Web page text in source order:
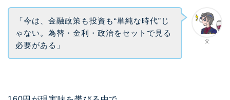
父
「今は、金融政策も投資も“単純な時代”じ
ゃない。為替・金利・政治をセットで見る
必要がある」